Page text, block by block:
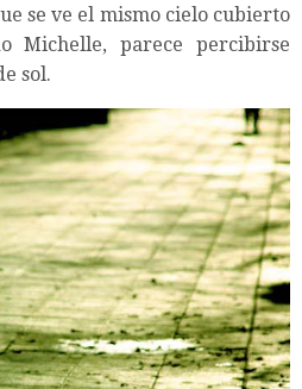
se ve el mismo cielo cubierto
Michelle, parece percibirse
sol.